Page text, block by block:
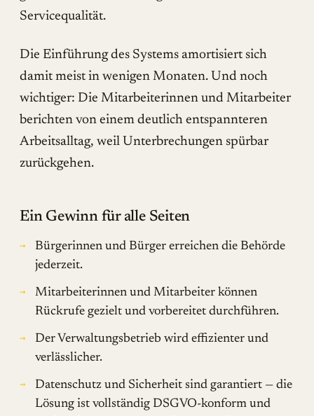
Servicequalität.
Die Einführung des Systems amortisiert sich
damit meist in wenigen Monaten. Und noch
wichtiger: Die Mitarbeiterinnen und Mitarbeiter
berichten von einem deutlich entspannteren
Arbeitsalltag, weil Unterbrechungen spürbar
zurückgehen.
Ein Gewinn für alle Seiten
Bürgerinnen und Bürger erreichen die Behörde
jederzeit.
Mitarbeiterinnen und Mitarbeiter können
Rückrufe gezielt und vorbereitet durchführen.
Der Verwaltungsbetrieb wird effizienter und
verlässlicher.
Datenschutz und Sicherheit sind garantiert — die
Lösung ist vollständig DSGVO-konform und